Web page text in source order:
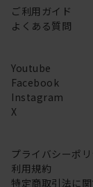
ご利用ガイド
よくある質問
Youtube
Facebook
Instagram
X
プライバシーポ
利用規約
特定商取引法に